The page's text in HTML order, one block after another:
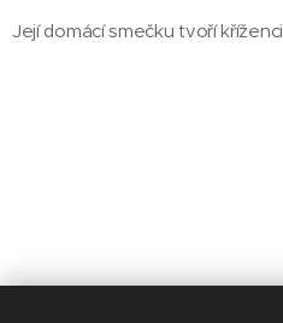
Její domácí smečku tvoří